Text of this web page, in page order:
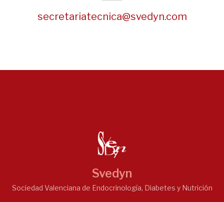
secretariatecnica@svedyn.com
Svedyn
Sociedad Valenciana de Endocrinología, Diabetes y Nutrición